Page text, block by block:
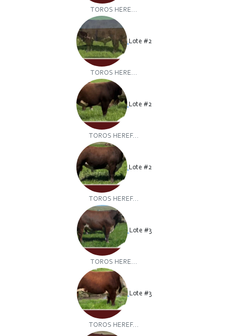
TOROS HERE...
Lote #2
TOROS HERE...
Lote #2
TOROS HEREF...
Lote #2
TOROS HEREF...
Lote #3
TOROS HERE...
Lote #3
TOROS HEREF...